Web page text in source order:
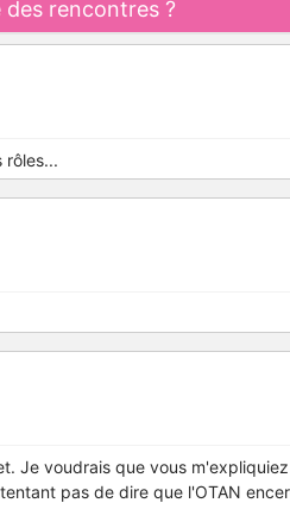
rencontres ?
rôles...
Je voudrais que vous
pas de dire que l'OTAN